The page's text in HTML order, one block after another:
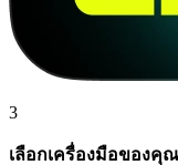
3
เลือกเครื่องมือของคุณ